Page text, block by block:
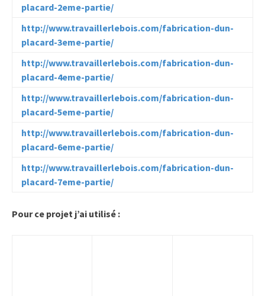
placard-2eme-partie/
http://www.travaillerlebois.com/fabrication-dun-
placard-3eme-partie/
http://www.travaillerlebois.com/fabrication-dun-
placard-4eme-partie/
http://www.travaillerlebois.com/fabrication-dun-
placard-5eme-partie/
http://www.travaillerlebois.com/fabrication-dun-
placard-6eme-partie/
http://www.travaillerlebois.com/fabrication-dun-
placard-7eme-partie/
Pour ce projet j’ai utilisé :